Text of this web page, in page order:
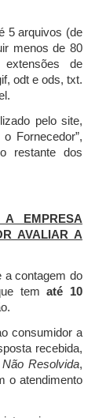
5 arquivos (de
menos de 80
de
odt e ods, txt.
pelo site,
Fornecedor”,
restante dos
EMPRESA
AVALIAR A
a contagem do
tematé 10
consumidor a
recebida,
Não Resolvida,
o atendimento